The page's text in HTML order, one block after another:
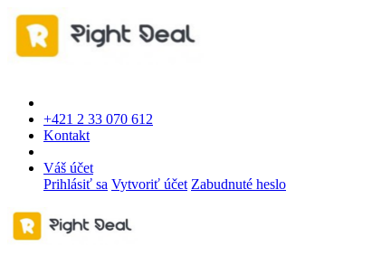
+421 2 33 070 612
Kontakt
Váš účet
Prihlásiť sa Vytvoriť účet Zabudnuté heslo